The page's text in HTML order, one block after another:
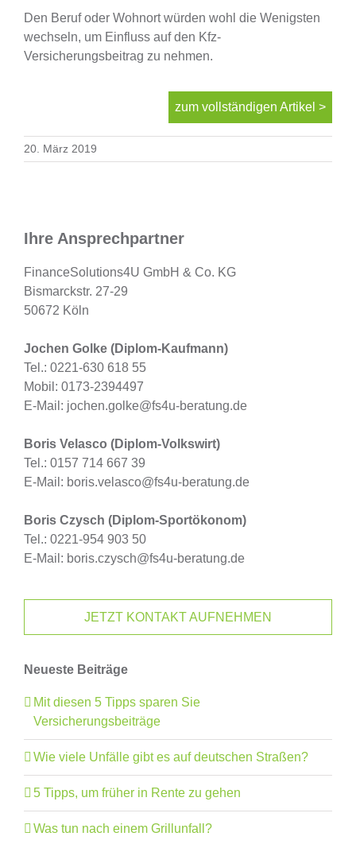
News
Den Beruf oder Wohnort würden wohl die Wenigsten
wechseln, um Einfluss auf den Kfz-
Versicherungsbeitrag zu nehmen.
zum vollständigen Artikel >
20. März 2019
Ihre Ansprechpartner
FinanceSolutions4U GmbH & Co. KG
Bismarckstr. 27-29
50672 Köln
Jochen Golke (Diplom-Kaufmann)
Tel.: 0221-630 618 55
Mobil: 0173-2394497
E-Mail: jochen.golke@fs4u-beratung.de
Boris Velasco (Diplom-Volkswirt)
Tel.: 0157 714 667 39
E-Mail: boris.velasco@fs4u-beratung.de
Boris Czysch (Diplom-Sportökonom)
Tel.: 0221-954 903 50
E-Mail: boris.czysch@fs4u-beratung.de
JETZT KONTAKT AUFNEHMEN
Neueste Beiträge
Mit diesen 5 Tipps sparen Sie
Versicherungsbeiträge
Wie viele Unfälle gibt es auf deutschen Straßen?
5 Tipps, um früher in Rente zu gehen
Was tun nach einem Grillunfall?